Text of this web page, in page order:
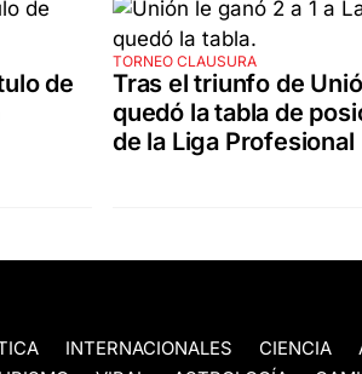
de
TORNEO CLAUSURA
Tras el triunfo de
quedó la tabla de
de la Liga Profesional
INTERNACIONALES CIENCIA